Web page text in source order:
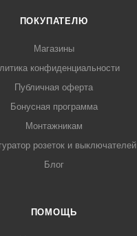
ПОКУПАТЕЛЮ
Магазины
конфиденциальности
Публичная оферта
Бонусная программа
Монтажникам
розеток и выключателей
Блог
ПОМОЩЬ